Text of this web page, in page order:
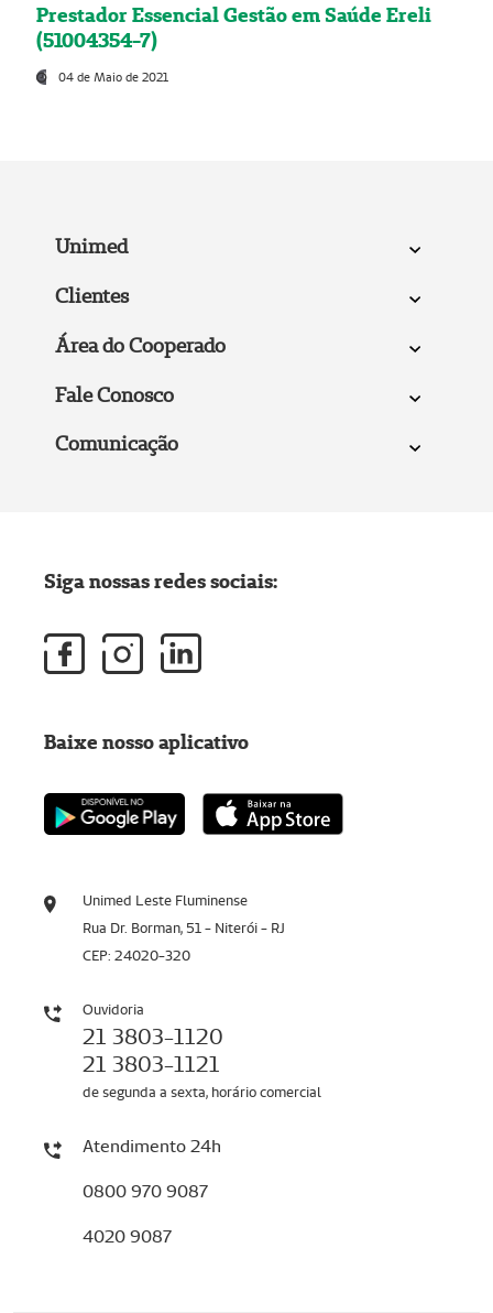
Prestador Essencial Gestão em Saúde Ereli
(51004354-7)
04 de Maio de 2021
Unimed
Clientes
Área do Cooperado
Fale Conosco
Comunicação
Unimed Leste Fluminense
Rua Dr. Borman, 51 - Niterói - RJ
CEP: 24020-320
Ouvidoria
21 3803-1120
21 3803-1121
de segunda a sexta, horário comercial
Atendimento 24h
0800 970 9087
4020 9087
Siga nossas redes sociais:
Baixe nosso aplicativo